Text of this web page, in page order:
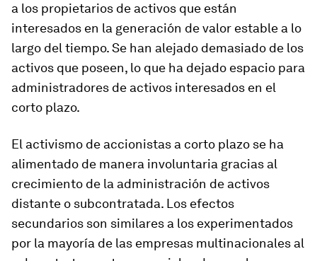
a los propietarios de activos que están
interesados en la generación de valor estable a lo
largo del tiempo. Se han alejado demasiado de los
activos que poseen, lo que ha dejado espacio para
administradores de activos interesados ​​en el
corto plazo.
El activismo de accionistas a corto plazo se ha
alimentado de manera involuntaria gracias al
crecimiento de la administración de activos
distante o subcontratada. Los efectos
secundarios son similares a los experimentados
por la mayoría de las empresas multinacionales al